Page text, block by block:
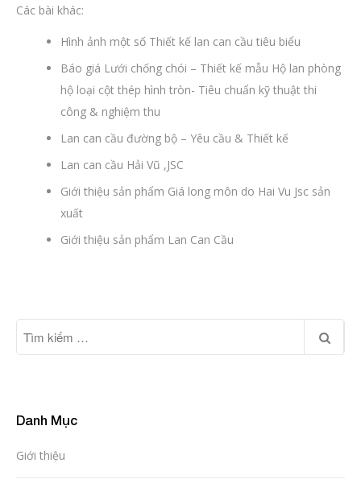
Các bài khác:
Hình ảnh một số Thiết kế lan can cầu tiêu biểu
Báo giá Lưới chống chói – Thiết kế mẫu Hộ lan phòng
hộ loại cột thép hình tròn- Tiêu chuẩn kỹ thuật thi
công & nghiệm thu
Lan can cầu đường bộ – Yêu cầu & Thiết kế
Lan can cầu Hải Vũ ,JSC
Giới thiệu sản phẩm Giá long môn do Hai Vu Jsc sản
xuất
Giới thiệu sản phẩm Lan Can Cầu
Danh Mục
Giới thiệu